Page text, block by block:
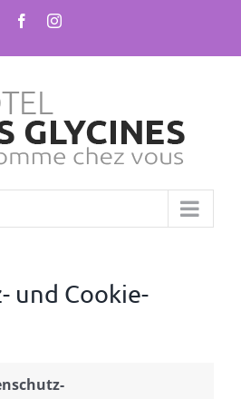
FacebookInstagram
und Cookie-